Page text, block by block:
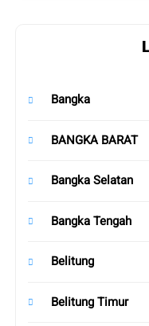
Bangka
BANGKA BARAT
Bangka Selatan
Bangka Tengah
Belitung
Belitung Timur